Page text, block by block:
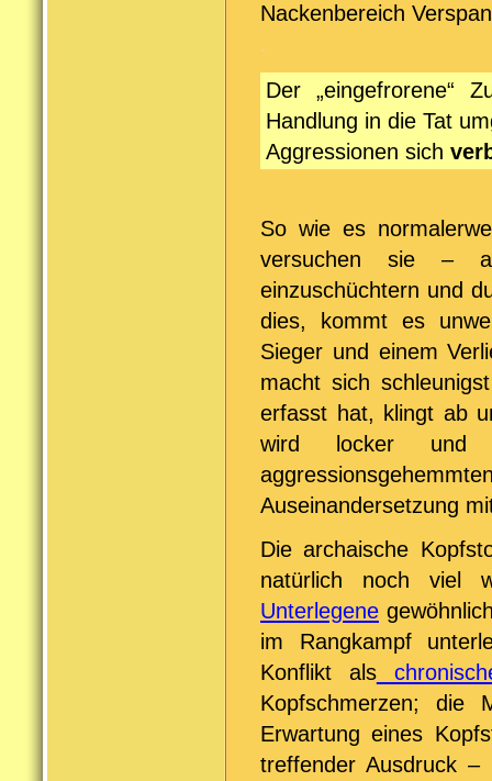
Nackenbereich
.
Der „eingefrorene“
Handlung in die Tat
Aggressionen sich
So wie es
versuchen sie –
einzuschüchtern und
dies, kommt es
Sieger und einem
macht sich
erfasst hat, klingt ab
wird locker und
Auseinandersetzung
Die archaische
natürlich noch viel
Unterlegene
im Rangkampf
Konflikt als
Kopfschmerzen; die
Erwartung eines
treffender Ausdruck